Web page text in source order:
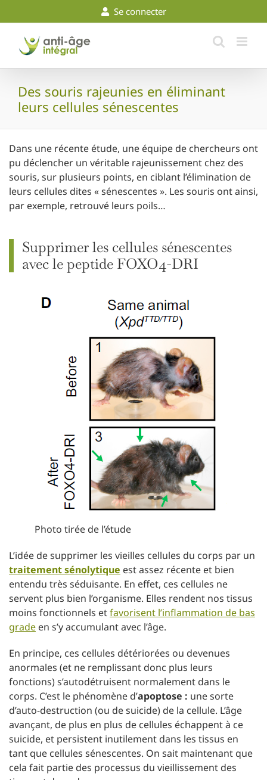
to
content
Se connecter
Des souris rajeunies en éliminant
leurs cellules sénescentes
Dans une récente étude, une équipe de chercheurs ont
pu déclencher un véritable rajeunissement chez des
souris, sur plusieurs points, en ciblant l’élimination de
leurs cellules dites « sénescentes ». Les souris ont ainsi,
par exemple, retrouvé leurs poils…
Supprimer les cellules sénescentes
avec le peptide FOXO4-DRI
Photo tirée de l’étude
L’idée de supprimer les vieilles cellules du corps par un
traitement sénolytique est assez récente et bien
entendu très séduisante. En effet, ces cellules ne
servent plus bien l’organisme. Elles rendent nos tissus
moins fonctionnels etfavorisent l’inflammation de bas
grade en s’y accumulant avec l’âge.
En principe, ces cellules détériorées ou devenues
anormales (et ne remplissant donc plus leurs
fonctions) s’autodétruisent normalement dans le
corps. C’est le phénomène d’apoptose : une sorte
d’auto-destruction (ou de suicide) de la cellule. L’âge
avançant, de plus en plus de cellules échappent à ce
suicide, et persistent inutilement dans les tissus en
tant que cellules sénescentes. On sait maintenant que
cela fait partie des processus du vieillissement des